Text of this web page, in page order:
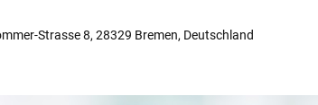
Strasse 8, 28329 Bremen, Deutschland